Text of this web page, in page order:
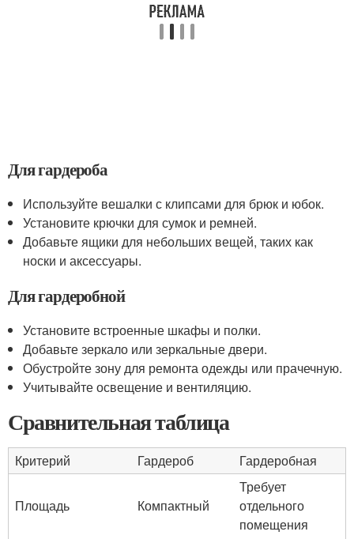
Для гардероба
Используйте вешалки с клипсами для брюк и юбок.
Установите крючки для сумок и ремней.
Добавьте ящики для небольших вещей, таких как
носки и аксессуары.
Для гардеробной
Установите встроенные шкафы и полки.
Добавьте зеркало или зеркальные двери.
Обустройте зону для ремонта одежды или прачечную.
Учитывайте освещение и вентиляцию.
Сравнительная таблица
Критерий Гардероб Гардеробная
Площадь Компактный
Требует
отдельного
помещения